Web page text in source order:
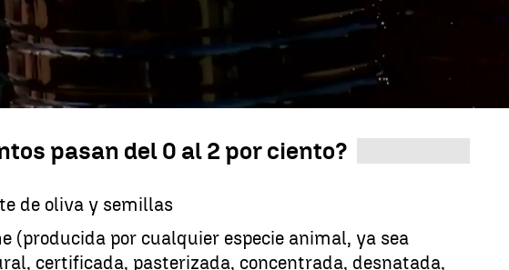
partir del próximo 1 de octubre ir al supermercado va a ser más
el bolsillo. La medida afectaba a gran parte de los alimentos
se consumen en el día a día. Los alimentos que hoy disfrutan de un
a partir del próximo martes pasará a 2%. Por otro lado, los productos
un 5% desde el 1 de octubre tendrán un 7,5%.
pasan del 0 al 2 por ciento?
de oliva y semillas
(producida por cualquier especie animal, ya sea
certificada, pasterizada, concentrada, desnatada,